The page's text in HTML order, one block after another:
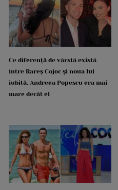
Ce diferență de vârstă există
între Rareș Cojoc și noua lui
iubită. Andreea Popescu era mai
mare decât el